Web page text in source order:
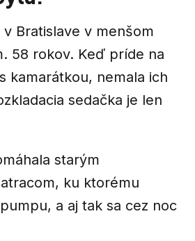
v Bratislave v menšom
58 rokov. Keď príde na
kamarátkou, nemala ich
sedačka je len
starým
ku ktorému
a aj tak sa cez noc